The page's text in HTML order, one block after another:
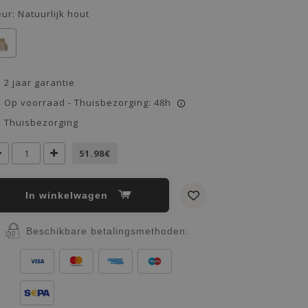
Natuurlijk hout
2 jaar garantie
Op voorraad - Thuisbezorging: 48h
i
Thuisbezorging
51.98€
In winkelwagen
Beschikbare betalingsmethoden: